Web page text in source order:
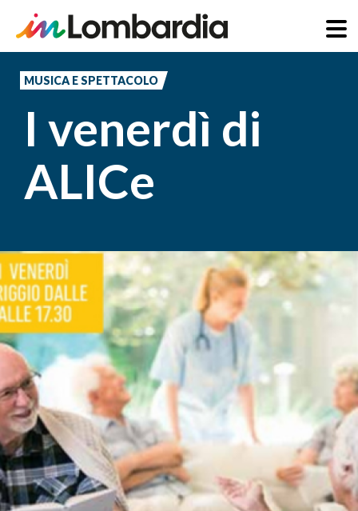
principale
MUSICA E SPETTACOLO
I venerdì di
ALICe